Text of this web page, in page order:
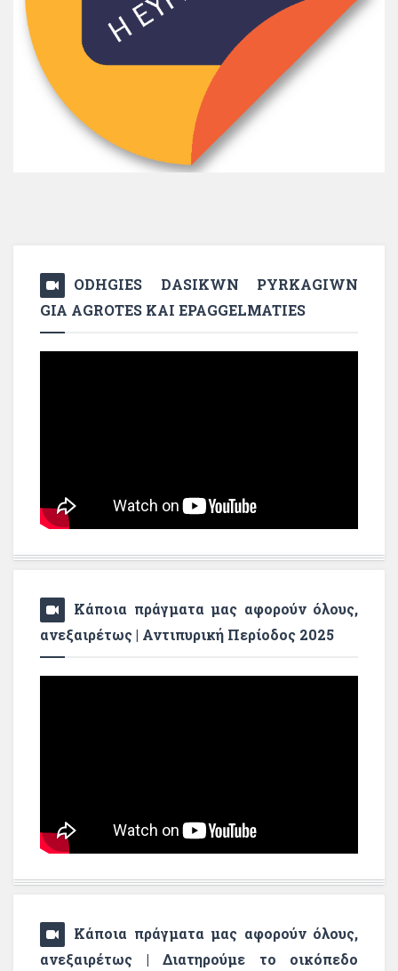
ODHGIES DASIKWN PYRKAGIWN
GIA AGROTES KAI EPAGGELMATIES
Κάποια πράγματα μας αφορούν όλους,
ανεξαιρέτως | Αντιπυρική Περίοδος 2025
Κάποια πράγματα μας αφορούν όλους,
ανεξαιρέτως | Διατηρούμε το οικόπεδο